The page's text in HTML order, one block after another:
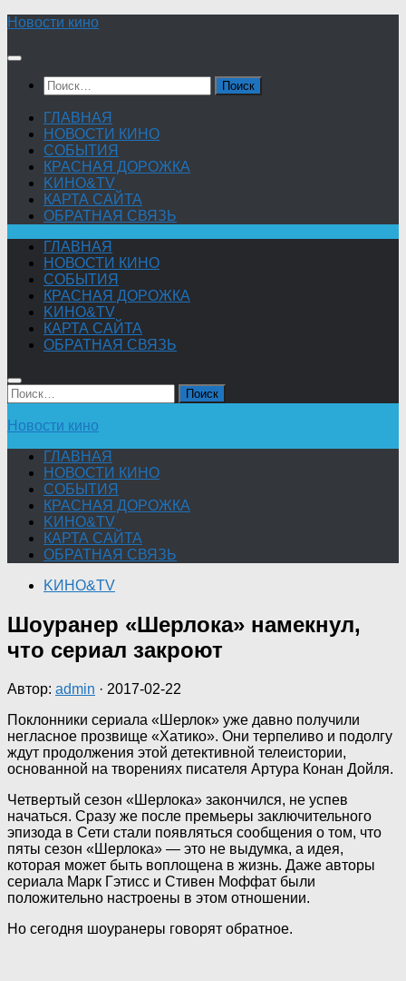
Skip
content
Новости кино
Найти:
ГЛАВНАЯ
НОВОСТИ КИНО
СОБЫТИЯ
КРАСНАЯ ДОРОЖКА
KИНО&TV
КАРТА САЙТА
ОБРАТНАЯ СВЯЗЬ
ГЛАВНАЯ
НОВОСТИ КИНО
СОБЫТИЯ
КРАСНАЯ ДОРОЖКА
KИНО&TV
КАРТА САЙТА
ОБРАТНАЯ СВЯЗЬ
Найти:
Новости кино
ГЛАВНАЯ
НОВОСТИ КИНО
СОБЫТИЯ
КРАСНАЯ ДОРОЖКА
KИНО&TV
КАРТА САЙТА
ОБРАТНАЯ СВЯЗЬ
KИНО&TV
Шоуранер «Шерлока» намекнул,
что сериал закроют
Автор: admin · 2017-02-22
Поклонники сериала «Шерлок» уже давно получили
негласное прозвище «Хатико». Они терпеливо и подолгу
ждут продолжения этой детективной телеистории,
основанной на творениях писателя Артура Конан Дойля.
Четвертый сезон «Шерлока» закончился, не успев
начаться. Сразу же после премьеры заключительного
эпизода в Сети стали появляться сообщения о том, что
пяты сезон «Шерлока» — это не выдумка, а идея,
которая может быть воплощена в жизнь. Даже авторы
сериала Марк Гэтисс и Стивен Моффат были
положительно настроены в этом отношении.
Но сегодня шоуранеры говорят обратное.